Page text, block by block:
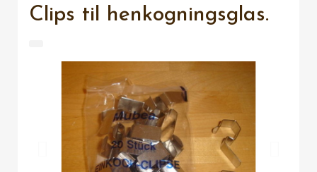
Clips til henkogningsglas.